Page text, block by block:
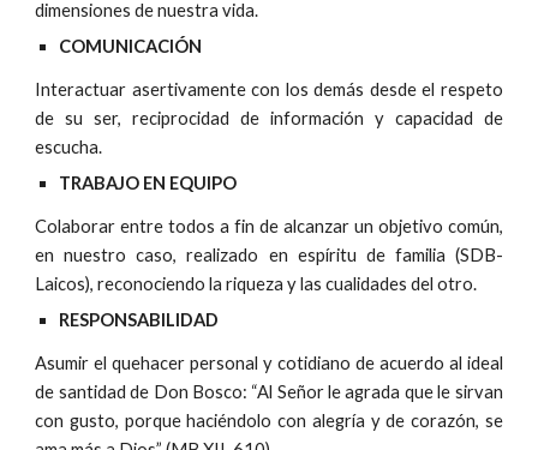
dimensiones de nuestra vida.
COMUNICACIÓN
Interactuar asertivamente con los demás desde el respeto
de su ser, reciprocidad de información y capacidad de
escucha.
TRABAJO EN EQUIPO
Colaborar entre todos a fin de alcanzar un objetivo común,
en nuestro caso, realizado en espíritu de familia (SDB-
Laicos), reconociendo la riqueza y las cualidades del otro.
RESPONSABILIDAD
Asumir el quehacer personal y cotidiano de acuerdo al ideal
de santidad de Don Bosco: “Al Señor le agrada que le sirvan
con gusto, porque haciéndolo con alegría y de corazón, se